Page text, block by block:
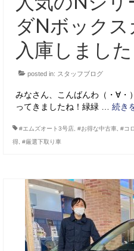
ダNボック
入庫しました
posted in: スタッフブログ
みなさん、こんばんわ（・∀・
ってきましたね！緑緑 … 続き
#エムズオート3号店 #お得な中古車 #コ
得 #厳選下取り車